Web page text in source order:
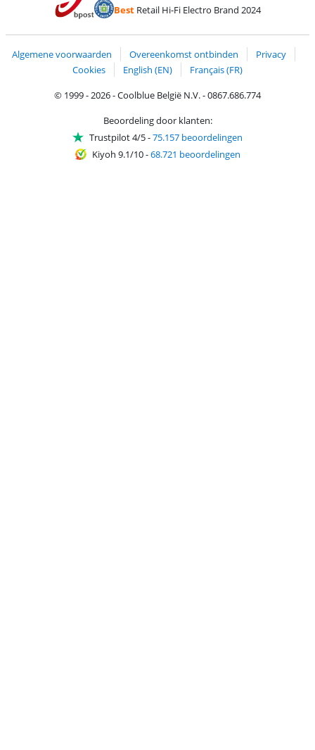
BestRetail Hi-Fi Electro Brand 2024
Algemene voorwaarden Overeenkomst ontbinden
Privacy
Cookies
English (EN)
Français (FR)
© 1999 - 2026 - Coolblue België N.V. - 0867.686.774
Beoordeling door klanten:
Trustpilot 4/5-75.157 beoordelingen
Kiyoh 9.1/10-68.721 beoordelingen